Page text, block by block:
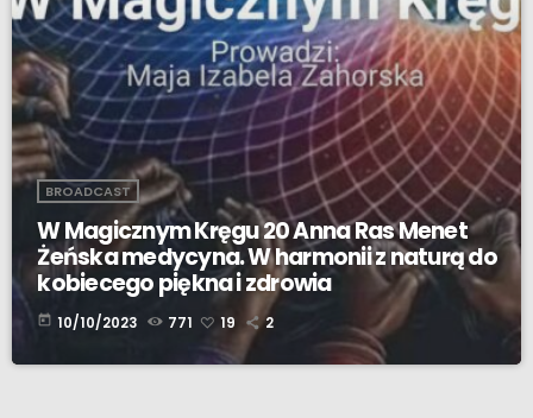
BROADCAST
W Magicznym Kręgu 20 Anna Ras Menet
Żeńska medycyna. W harmonii z naturą do
kobiecego piękna i zdrowia
today 10/10/2023 771 19 2